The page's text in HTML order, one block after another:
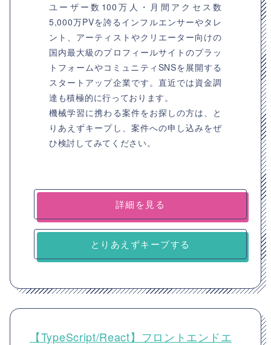
ユーザー数100万人・月間アクセス数
5,000万PVを誇るインフルエンサーやタレ
ント、アーティストやクリエーター向けの
国内最大級のプロフィールサイトのプラッ
トフォームやコミュニティSNSを展開する
スタートアップ企業です。直近では資金調
達も積極的に行っております。
機械学習に携わる案件をお探しの方は、と
りあえずキープし、案件への申し込みをぜ
ひ検討してみてください。
詳細を見る
とりあえずキープする
【TypeScript/React】フロントエンドエ